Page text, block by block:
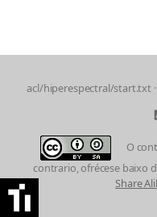
acl/hiperespectral/start.txt
O
contrario, ofrécese baixo
Share